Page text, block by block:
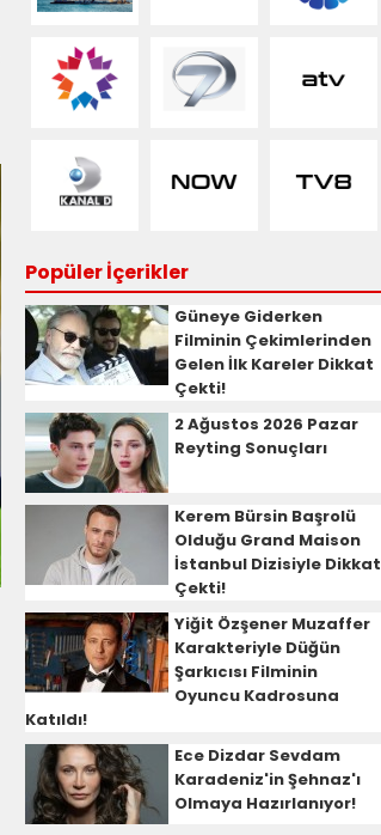
Popüler İçerikler
Güneye Giderken
Filminin Çekimlerinden
Gelen İlk Kareler Dikkat
Çekti!
2 Ağustos 2026 Pazar
Reyting Sonuçları
Kerem Bürsin Başrolü
Olduğu Grand Maison
İstanbul Dizisiyle Dikkat
Çekti!
Yiğit Özşener Muzaffer
Karakteriyle Düğün
Şarkıcısı Filminin
Oyuncu Kadrosuna
Katıldı!
Ece Dizdar Sevdam
Karadeniz'in Şehnaz'ı
Olmaya Hazırlanıyor!